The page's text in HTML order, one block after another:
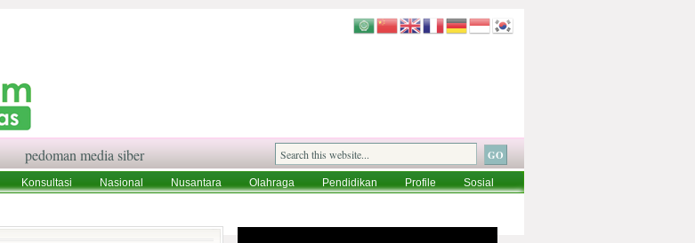
pedoman media siber
Konsultasi Nasional Nusantara Olahraga Pendidikan Profile
Sosial